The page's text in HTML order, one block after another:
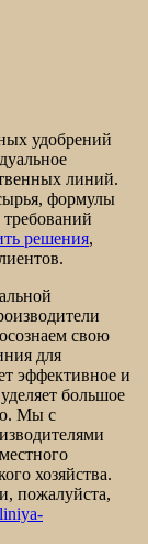
удобрений
линий.
формулы
решения,
свою
для
эффективное и
большое
Мы с
хозяйства.
пожалуйста,